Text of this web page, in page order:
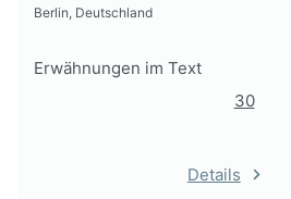
Berlin, Deutschland
Erwähnungen im Text
30
Details